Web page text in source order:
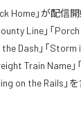
Home」が配信
Line」「Porch
Dash」「Storm
Train Name」
on the Rails」